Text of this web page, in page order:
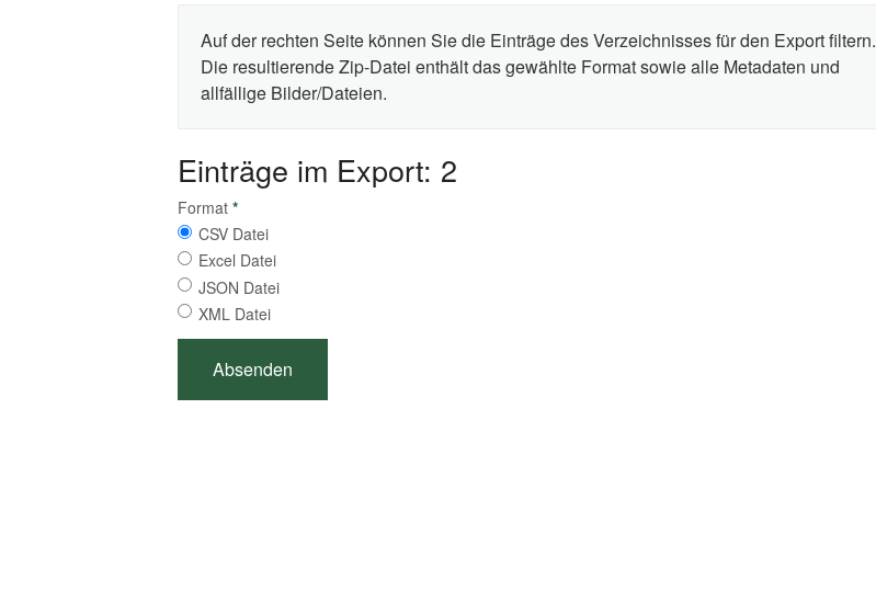
Auf der rechten Seite können Sie die Einträge des Verzeichnisses für den Export filtern.
Die resultierende Zip-Datei enthält das gewählte Format sowie alle Metadaten und
allfällige Bilder/Dateien.
Einträge im Export: 2
Format *
CSV Datei
Excel Datei
JSON Datei
XML Datei